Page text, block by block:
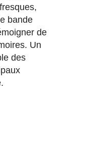
bande
de
Un
des